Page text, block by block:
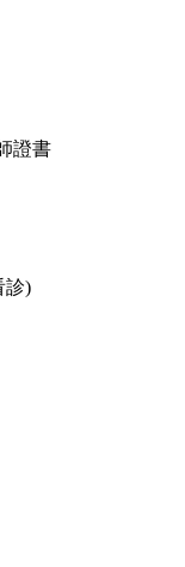
證書
診)